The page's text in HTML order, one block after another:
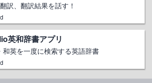
訳、翻訳結果を話す！
英和辞書アプリ
和英を一度に検索する英語辞書